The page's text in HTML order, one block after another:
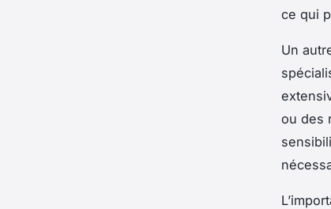
ce qui
Un
ou des